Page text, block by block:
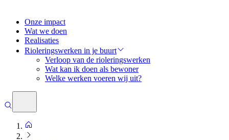
Onze impact
Wat we doen
Realisaties
Rioleringswerken in je buurt
Verloop van de rioleringswerken
Wat kan ik doen als bewoner
Welke werken voeren wij uit?